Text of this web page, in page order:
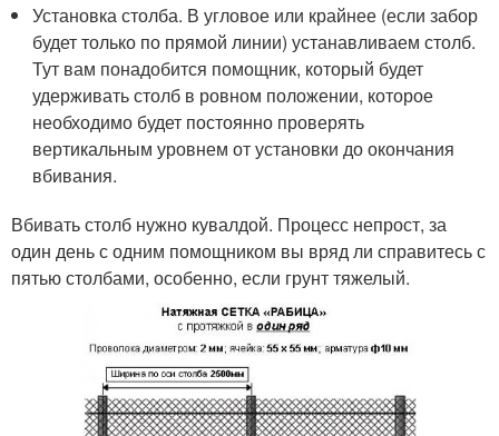
Установка столба. В угловое или крайнее (если забор
будет только по прямой линии) устанавливаем столб.
Тут вам понадобится помощник, который будет
удерживать столб в ровном положении, которое
необходимо будет постоянно проверять
вертикальным уровнем от установки до окончания
вбивания.
Вбивать столб нужно кувалдой. Процесс непрост, за
один день с одним помощником вы вряд ли справитесь с
пятью столбами, особенно, если грунт тяжелый.